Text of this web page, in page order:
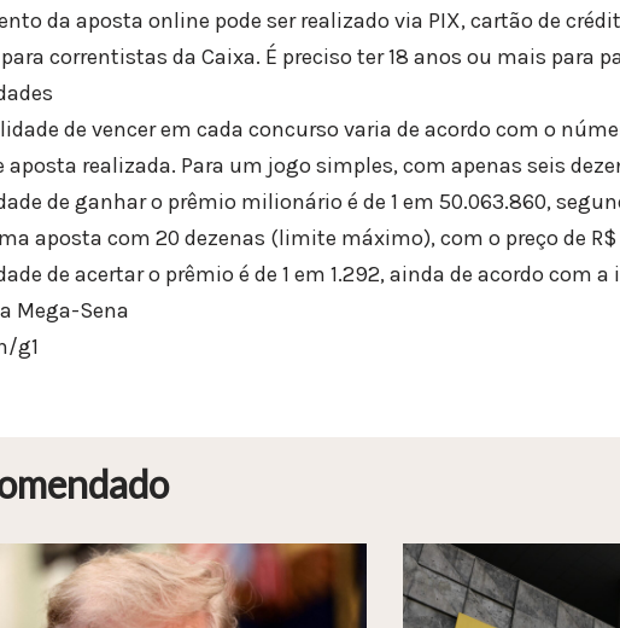
da aposta online pode ser realizado via PIX, cartão de
correntistas da Caixa. É preciso ter 18 anos ou mais para
de vencer em cada concurso varia de acordo com o
aposta realizada. Para um jogo simples, com apenas seis
de ganhar o prêmio milionário é de 1 em 50.063.860,
aposta com 20 dezenas (limite máximo), com o preço de R$
de acertar o prêmio é de 1 em 1.292, ainda de acordo com
Mega-Sena
g1